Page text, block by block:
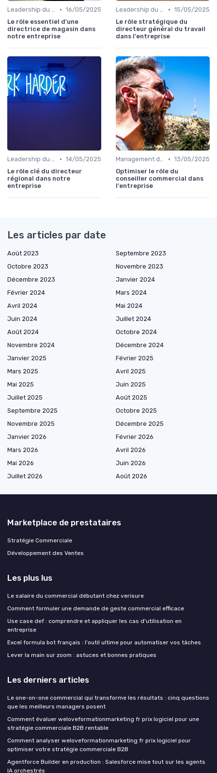
Leadership du directeur commercial • 16/05/2025
Le rôle essentiel d'une
directrice de magasin dans
notre entreprise
Leadership du directeur commercial • 15/05/2025
Le rôle stratégique du
directeur général du travail
dans l'entreprise
Leadership du directeur commercial • 14/05/2025
Le rôle clé du directeur
régional dans notre
entreprise
Management des équipes commerciales • 13/05/2025
Optimiser le rôle du
conseiller commercial dans
l'entreprise
Les articles par date
Août 2023
Septembre 2023
Octobre 2023
Novembre 2023
Décembre 2023
Janvier 2024
Février 2024
Mars 2024
Avril 2024
Mai 2024
Juin 2024
Juillet 2024
Août 2024
Octobre 2024
Novembre 2024
Décembre 2024
Janvier 2025
Février 2025
Mars 2025
Avril 2025
Mai 2025
Juin 2025
Juillet 2025
Août 2025
Septembre 2025
Octobre 2025
Novembre 2025
Décembre 2025
Janvier 2026
Février 2026
Mars 2026
Avril 2026
Mai 2026
Juin 2026
Juillet 2026
Août 2026
Marketplace de prestataires
Stratégie Commerciale
Développement des Ventes
Les plus lus
Le salaire du commercial débutant chez verisure
Comment formuler une demande de geste commercial efficace
Use case def : comprendre et appliquer les cas d'utilisation en
entreprise
Excel formula bot français : l'outil ultime pour automatiser vos tâches
Lever la main sur zoom : astuces et bonnes pratiques
Les derniers articles
Le one-on-one commercial qui transforme les résultats : cinq questions
que les meilleurs managers posent
Comment évaluer weloveformationmarketing fr prix logiciel pour une
stratégie commerciale B2B rentable
Comment analyser weloveformationmarketing fr prix logiciel pour
optimiser votre stratégie commerciale B2B
Agentforce Builder en production : Salesforce mise tout sur les agents
IA orchestrés